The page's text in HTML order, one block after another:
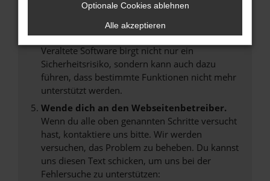
Stelle sicher, dass dein Browser und dein
Betriebssystem auf dem neuesten Stand
sind.
Veraltete Software birgt nicht nur ein
Sicherheitsrisiko, sondern kann auch dazu
führen, dass bestimmte Funktionen nicht mehr
unterstützt werden.
Wende dich an den Webseitenbetreiber.
Wenn du alle oben genannten Schritte versucht
hast, kontaktiere uns bitte. Wir werden
versuchen, das Problem zu beheben. Du kannst
uns diesen Text schicken, um uns bei der
Fehlersuche zu unterstützen:
Optionale Cookies ablehnen
Alle akzeptieren